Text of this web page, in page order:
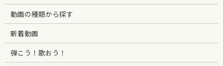
動画の種類から探す
新着動画
弾こう！歌おう！